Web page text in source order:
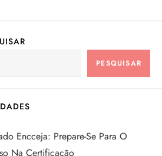
PESQUISAR
Encceja: Prepare-Se Para O
Na Certificação